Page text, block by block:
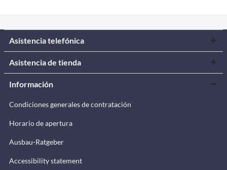
Asistencia telefónica
Asistencia de tienda
Información
Condiciones generales de contratación
Horario de apertura
Ausbau-Ratgeber
Accessibility statement